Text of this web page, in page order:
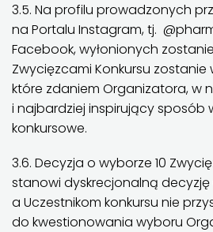
3.5. Na profilu prowadzonych
na Portalu Instagram, tj.
Facebook, wyłonionych
Zwycięzcami Konkursu zostanie
które zdaniem Organizatora, w
i najbardziej inspirujący sposób
konkursowe.
3.6. Decyzja o wyborze 10
stanowi dyskrecjonalną
a Uczestnikom konkursu nie
do kwestionowania wyboru